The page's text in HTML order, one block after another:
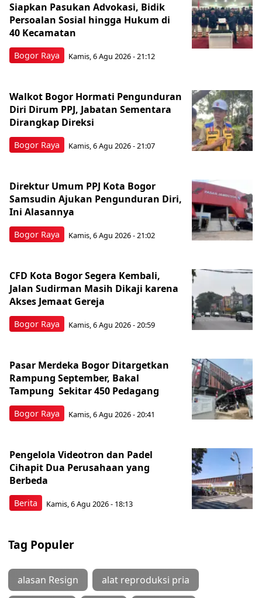
Bogor Raya
Siapkan Pasukan Advokasi, Bidik
Persoalan Sosial hingga Hukum di
40 Kecamatan
Kamis, 6 Agu 2026 - 21:12
Bogor Raya
Walkot Bogor Hormati Pengunduran
Diri Dirum PPJ, Jabatan Sementara
Dirangkap Direksi
Kamis, 6 Agu 2026 - 21:07
Bogor Raya
Direktur Umum PPJ Kota Bogor
Samsudin Ajukan Pengunduran Diri,
Ini Alasannya
Kamis, 6 Agu 2026 - 21:02
Bogor Raya
CFD Kota Bogor Segera Kembali,
Jalan Sudirman Masih Dikaji karena
Akses Jemaat Gereja
Kamis, 6 Agu 2026 - 20:59
Bogor Raya
Pasar Merdeka Bogor Ditargetkan
Rampung September, Bakal
Tampung Sekitar 450 Pedagang
Kamis, 6 Agu 2026 - 20:41
Berita
Pengelola Videotron dan Padel
Cihapit Dua Perusahaan yang
Berbeda
Kamis, 6 Agu 2026 - 18:13
Tag Populer
alasan Resign alat reproduksi pria